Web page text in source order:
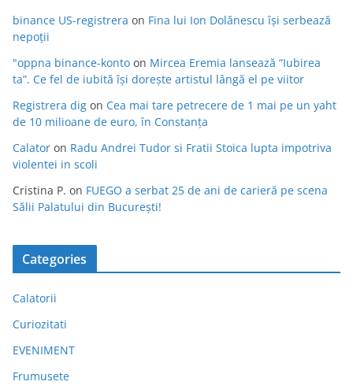
binance US-registrera on Fina lui Ion Dolănescu își serbează
nepoții
"oppna binance-konto on Mircea Eremia lansează “Iubirea
ta”. Ce fel de iubită își dorește artistul lângă el pe viitor
Registrera dig on Cea mai tare petrecere de 1 mai pe un yaht
de 10 milioane de euro, în Constanța
Calator on Radu Andrei Tudor si Fratii Stoica lupta impotriva
violentei in scoli
Cristina P. on FUEGO a serbat 25 de ani de carieră pe scena
Sălii Palatului din București!
Categories
Calatorii
Curiozitati
EVENIMENT
Frumusete